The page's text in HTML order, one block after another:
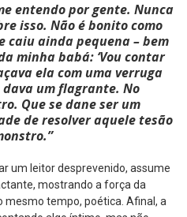
entendo por gente. Nunca
isso. Não é bonito como
caiu ainda pequena – bem
minha babá: ‘Vou contar
ela com uma verruga
dava um flagrante. No
Que se dane ser um
de resolver aquele tesão
um leitor desprevenido, assume
mostrando a força da
mesmo tempo, poética. Afinal, a